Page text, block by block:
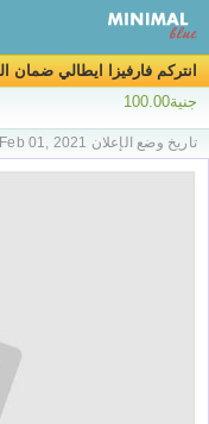
انتركم فارفيزا ايطالي ضمان
جنية100.00
تاريخ وضع الإعلان Feb 01, 2021 | الزيارات: 601 | رقم البضاعة: #274880